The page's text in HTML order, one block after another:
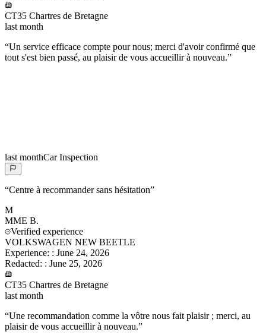
CT35 Chartres de Bretagne
last month
“Un service efficace compte pour nous; merci d'avoir confirmé que
tout s'est bien passé, au plaisir de vous accueillir à nouveau.”
last monthCar Inspection
“Centre à recommander sans hésitation”
M
MME B.
Verified experience
VOLKSWAGEN NEW BEETLE
Experience: : June 24, 2026
Redacted: : June 25, 2026
CT35 Chartres de Bretagne
last month
“Une recommandation comme la vôtre nous fait plaisir ; merci, au
plaisir de vous accueillir à nouveau.”